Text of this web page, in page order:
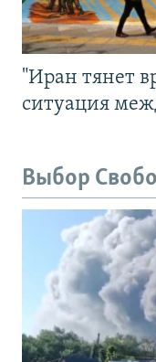
"Иран тянет
ситуация
Выбор